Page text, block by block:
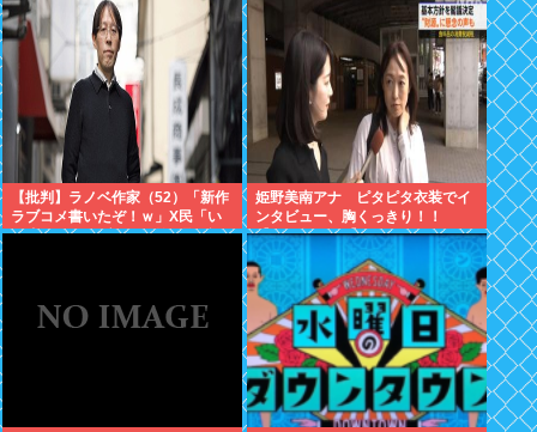
れてきたぞ
【批判】ラノベ作家（52）「新作
ラブコメ書いたぞ！ｗ」X民「い
い歳こいてラブコメ（笑）恥ずか
姫野美南アナ ピタピタ衣装でイ
ンタビュー、胸くっきり！！
【GIF動画あり】